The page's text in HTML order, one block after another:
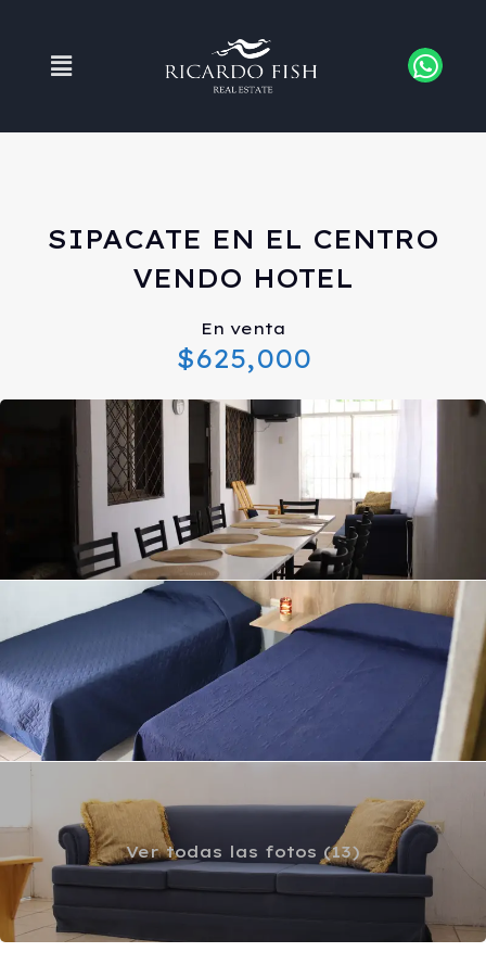
SIPACATE EN EL CENTRO
VENDO HOTEL
En venta
$625,000
Ver todas las fotos (13)